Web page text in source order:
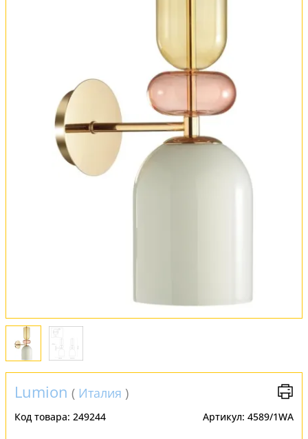
FAQ
Отзывы
Lumion ( Италия )
Код товара: 249244 Артикул: 4589/1WA